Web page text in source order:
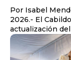
Por Isabel Mendoza Playas de Rosarito, 29
2026.- El
actualización